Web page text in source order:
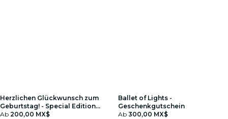
Herzlichen Glückwunsch zum
Geburtstag! - Special Edition
Geschenkgutschein
Ab 200,00 MX$
Ballet of Lights -
Geschenkgutschein
Ab 300,00 MX$